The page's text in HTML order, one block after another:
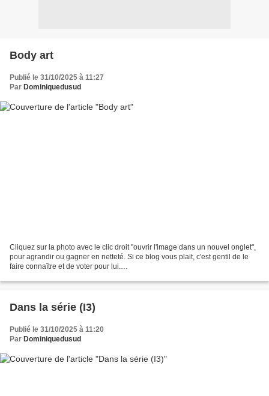
Body art
Publié le 31/10/2025 à 11:27
Par Dominiquedusud
Cliquez sur la photo avec le clic droit "ouvrir l'image dans un nouvel onglet",
pour agrandir ou gagner en netteté. Si ce blog vous plait, c'est gentil de le
faire connaître et de voter pour lui.
Dans la série (I3)
Publié le 31/10/2025 à 11:20
Par Dominiquedusud